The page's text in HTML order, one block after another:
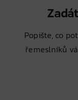
Popište, co
řemeslníků